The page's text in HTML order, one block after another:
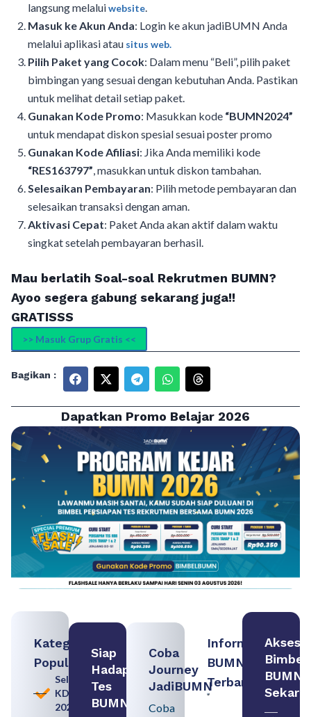
langsung melaluiwebsite.
Masuk ke Akun Anda: Login ke akun jadiBUMN Anda
melalui aplikasi atau situs web.
Pilih Paket yang Cocok: Dalam menu “Beli”, pilih paket
bimbingan yang sesuai dengan kebutuhan Anda. Pastikan
untuk melihat detail setiap paket.
Gunakan Kode Promo: Masukkan kode “BUMN2024”
untuk mendapat diskon spesial sesuai poster promo
Gunakan Kode Afiliasi: Jika Anda memiliki kode
“RES163797”, masukkan untuk diskon tambahan.
Selesaikan Pembayaran: Pilih metode pembayaran dan
selesaikan transaksi dengan aman.
Aktivasi Cepat: Paket Anda akan aktif dalam waktu
singkat setelah pembayaran berhasil.
Mau berlatih Soal-soal Rekrutmen BUMN?
Ayoo segera gabung sekarang juga!!
GRATISSS
>> Masuk Grup Gratis <<
Bagikan :
Dapatkan Promo Belajar 2026
Kategori
Populer
Seleksi
KDKMP
2026
Siap
Hadapi
Tes
BUMN
Coba
Journey
JadiBUMN
Coba
Informasi
BUMN
Terbaru:
Akses
Bimbel
BUMN